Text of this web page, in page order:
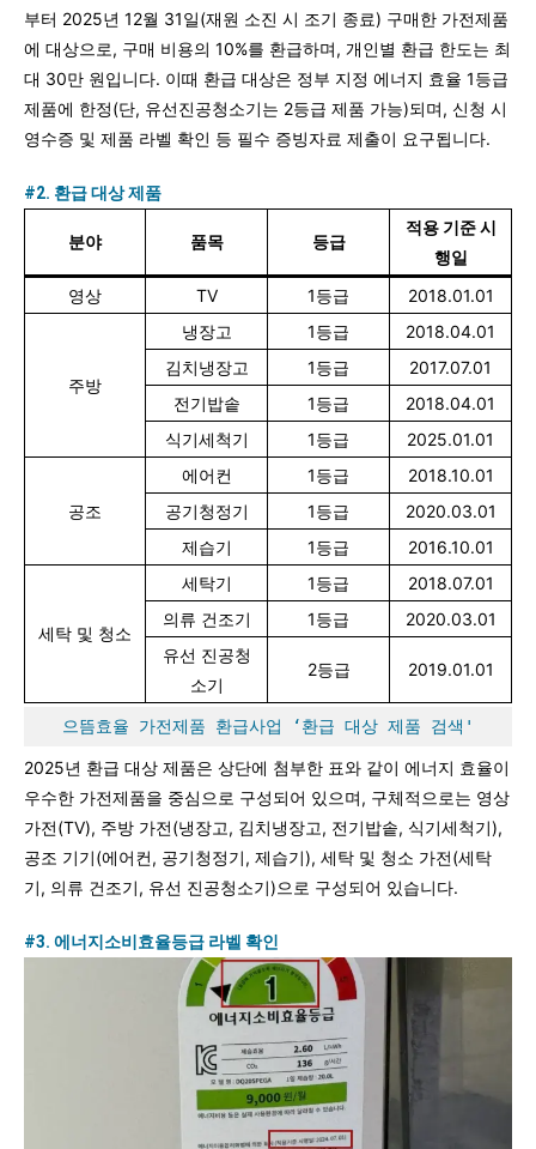
부터 2025년 12월 31일(재원 소진 시 조기 종료) 구매한 가전제품
에 대상으로, 구매 비용의 10%를 환급하며, 개인별 환급 한도는 최
대 30만 원입니다. 이때 환급 대상은 정부 지정 에너지 효율 1등급
제품에 한정(단, 유선진공청소기는 2등급 제품 가능)되며, 신청 시
영수증 및 제품 라벨 확인 등 필수 증빙자료 제출이 요구됩니다.
#2. 환급 대상 제품
분야 품목 등급
적용 기준 시
행일
영상
TV 1등급 2018.01.01
주방
냉장고 1등급
2018.04.01
김치냉장고
1등급
2017.07.01
전기밥솥
1등급
2018.04.01
식기세척기
1등급 2025.01.01
공조
에어컨 1등급
2018.10.01
공기청정기
1등급
2020.03.01
제습기
1등급 2016.10.01
세탁 및 청소
세탁기 1등급
2018.07.01
의류 건조기
1등급
2020.03.01
유선 진공청
소기
2등급 2019.01.01
으뜸효율 가전제품 환급사업 ‘환급 대상 제품 검색'
2025년 환급 대상 제품은 상단에 첨부한 표와 같이 에너지 효율이
우수한 가전제품을 중심으로 구성되어 있으며, 구체적으로는 영상
가전(TV), 주방 가전(냉장고, 김치냉장고, 전기밥솥, 식기세척기),
공조 기기(에어컨, 공기청정기, 제습기), 세탁 및 청소 가전(세탁
기, 의류 건조기, 유선 진공청소기)으로 구성되어 있습니다.
#3. 에너지소비효율등급 라벨 확인